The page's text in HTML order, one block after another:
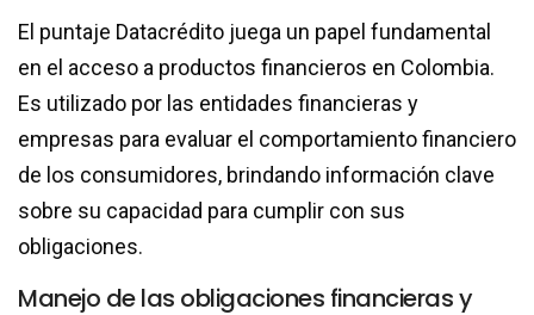
El puntaje Datacrédito juega un papel fundamental
en el acceso a productos financieros en Colombia.
Es utilizado por las entidades financieras y
empresas para evaluar el comportamiento financiero
de los consumidores, brindando información clave
sobre su capacidad para cumplir con sus
obligaciones.
Manejo de las obligaciones financieras y